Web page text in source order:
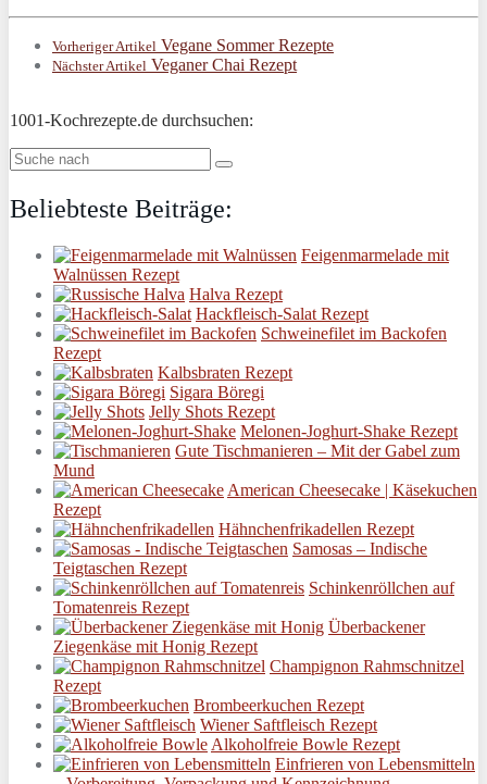
Vorheriger Artikel Vegane Sommer Rezepte
Nächster Artikel Veganer Chai Rezept
1001-Kochrezepte.de durchsuchen:
Beliebteste Beiträge:
Feigenmarmelade mit
Walnüssen Rezept
Halva Rezept
Hackfleisch-Salat Rezept
Schweinefilet im Backofen
Rezept
Kalbsbraten Rezept
Sigara Böregi
Jelly Shots Rezept
Melonen-Joghurt-Shake Rezept
Gute Tischmanieren – Mit der Gabel zum
Mund
American Cheesecake | Käsekuchen
Rezept
Hähnchenfrikadellen Rezept
Samosas – Indische
Teigtaschen Rezept
Schinkenröllchen auf
Tomatenreis Rezept
Überbackener
Ziegenkäse mit Honig Rezept
Champignon Rahmschnitzel
Rezept
Brombeerkuchen Rezept
Wiener Saftfleisch Rezept
Alkoholfreie Bowle Rezept
Einfrieren von Lebensmitteln